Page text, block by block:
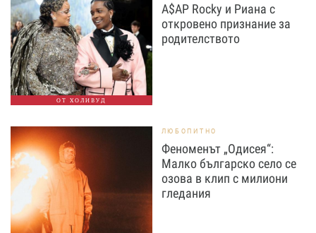
ОТ ХОЛИВУД
A$AP Rocky и Риана с
откровено признание за
родителството
ЛЮБОПИТНО
Феноменът „Одисея“:
Малко българско село се
озова в клип с милиони
гледания